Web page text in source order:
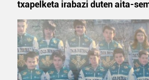
txapelketa irabazi duten aita-